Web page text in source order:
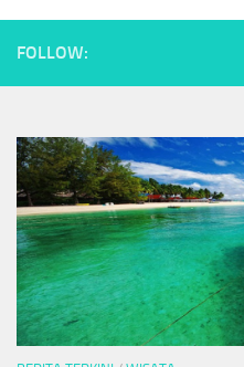
FOLLOW: